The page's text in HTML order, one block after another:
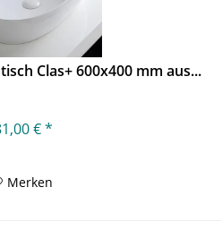
Clas+ 600x400 mm aus...
€ *
Merken